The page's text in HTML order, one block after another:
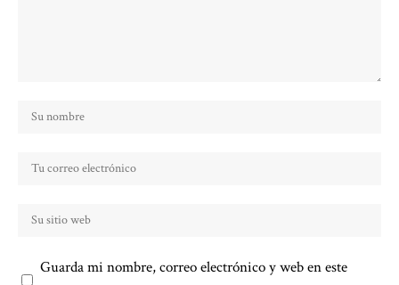
Guarda mi nombre, correo electrónico y web en este